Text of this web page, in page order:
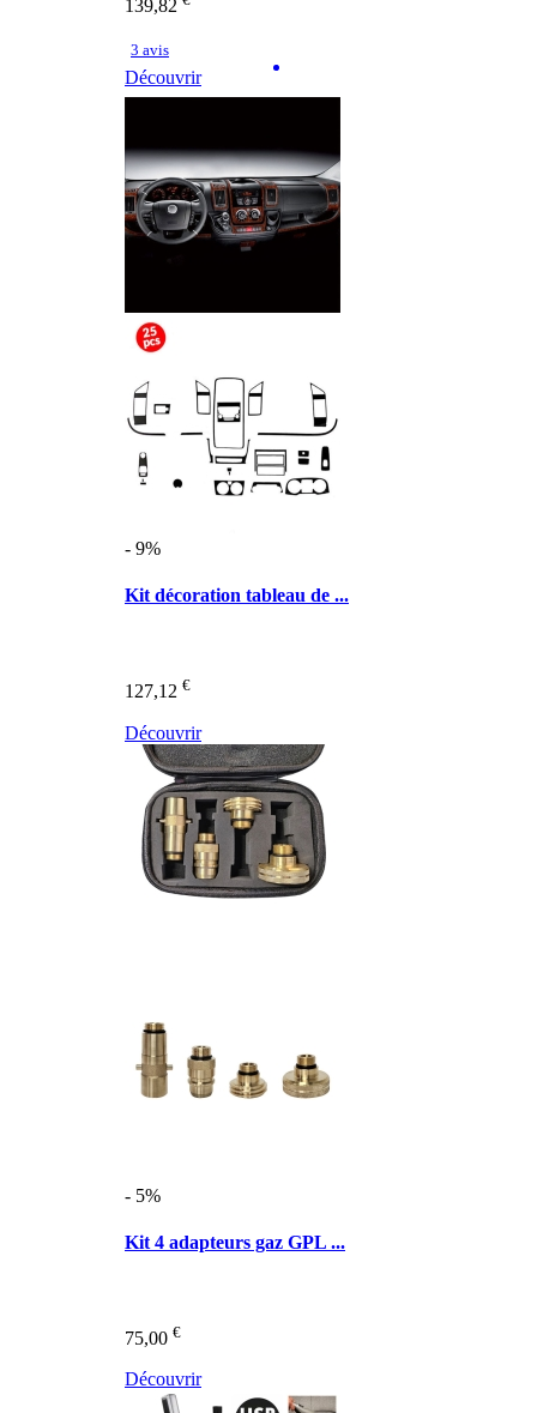
139,82
3 avis
Découvrir
- 9%
Kit décoration tableau de ...
127,12 €
Découvrir
- 5%
Kit 4 adapteurs gaz GPL ...
75,00 €
Découvrir